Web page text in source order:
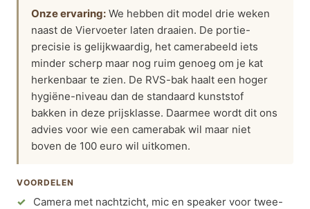
Onze ervaring: We hebben dit model drie weken
naast de Viervoeter laten draaien. De portie-
precisie is gelijkwaardig, het camerabeeld iets
minder scherp maar nog ruim genoeg om je kat
herkenbaar te zien. De RVS-bak haalt een hoger
hygiëne-niveau dan de standaard kunststof
bakken in deze prijsklasse. Daarmee wordt dit ons
advies voor wie een camerabak wil maar niet
boven de 100 euro wil uitkomen.
VOORDELEN
Camera met nachtzicht, mic en speaker voor twee-